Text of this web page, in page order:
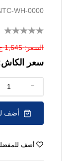
WH-0000
السعر: 1,645 ج.م.
سعر
أضف
أضف